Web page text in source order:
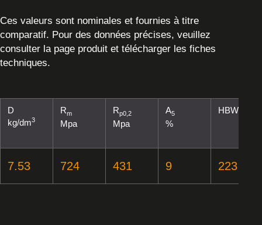
Ces valeurs sont nominales et fournies à titre
comparatif. Pour des données précises, veuillez
consulter la page produit et télécharger les fiches
techniques.
D
kg/dm3
Rm
Mpa
Rp0,2
Mpa
A5
%
HBW
7.53 724 431 9 223